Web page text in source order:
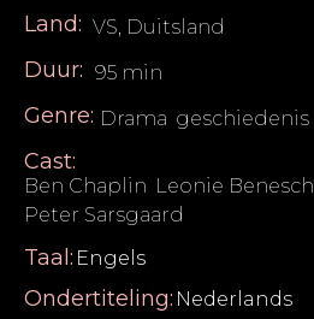
Land: VS, Duitsland
Duur: 95 min
Genre: Drama geschiedenis
Cast:
Ben Chaplin Leonie Benesch
Peter Sarsgaard
Taal: Engels
Ondertiteling: Nederlands